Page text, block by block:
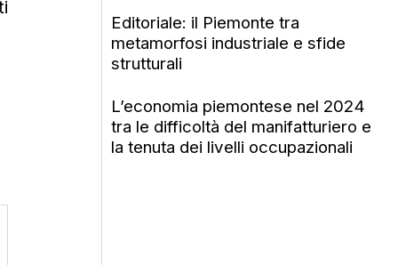
Editoriale: il Piemonte tra
metamorfosi industriale e sfide
strutturali
L’economia piemontese nel 2024
tra le difficoltà del manifatturiero e
la tenuta dei livelli occupazionali